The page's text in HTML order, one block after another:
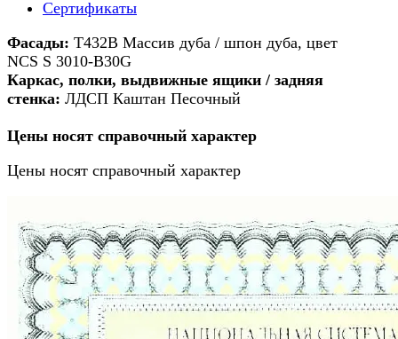
Сертификаты
Фасады: Т432В Массив дуба / шпон дуба, цвет
NCS S 3010-B30G
Каркас, полки, выдвижные ящики / задняя
стенка: ЛДСП Каштан Песочный
Цены носят справочный характер
Цены носят справочный характер